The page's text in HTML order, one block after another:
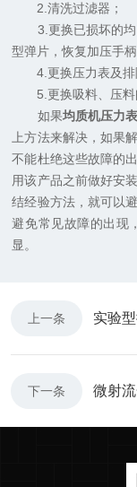
2.清洗过滤器；
3.更换已损坏的均
型弹片，恢复加压手柄
4.更换压力表及排
5.更换吸料、压料
如果均质机压力表
上方法来解决，如果
不能杜绝这些故障的
用该产品之前做好安
结经验方法，就可以
避免常见故障的出现
显。
上一条 实验
下一条 微射